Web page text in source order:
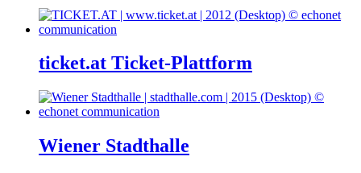
ticket.at Ticket-Plattform
Wiener Stadthalle